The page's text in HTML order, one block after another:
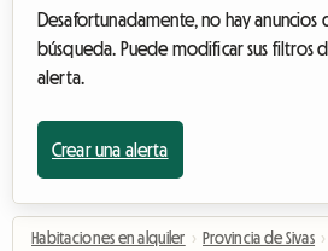
Desafortunadamente, no hay anuncios
búsqueda. Puede modificar sus filtros
alerta.
Crear una alerta
Habitaciones en alquiler › Provincia de Sivas ›